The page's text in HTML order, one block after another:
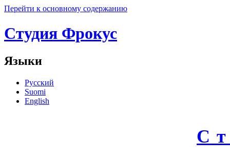
Перейти к основному содержанию
Студия Фрокус
Языки
Русский
Suomi
English